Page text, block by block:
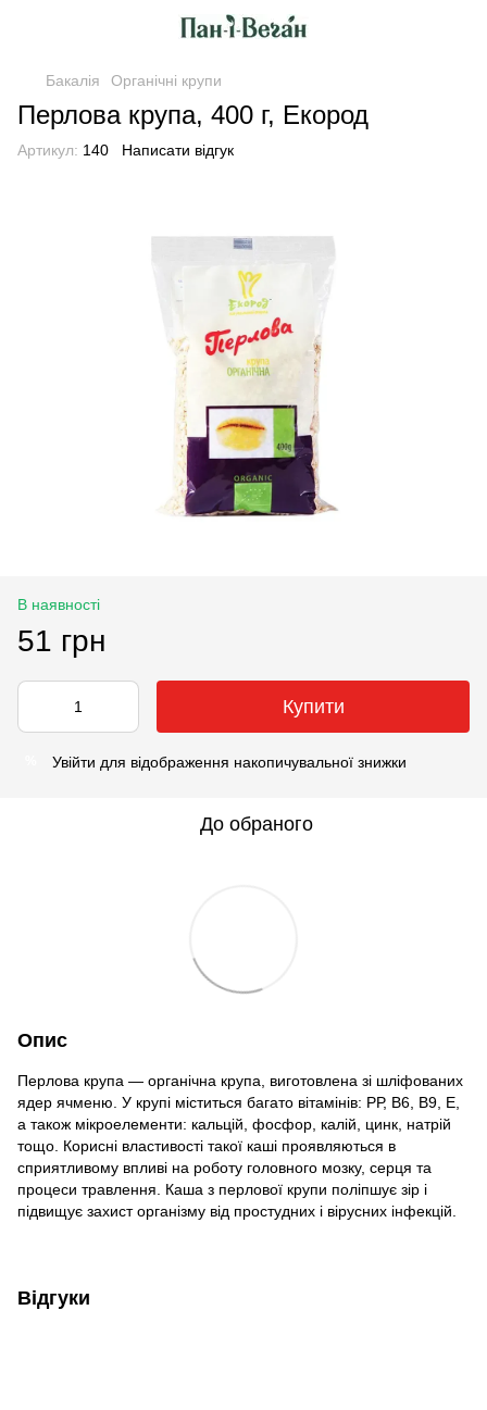
Бакалія Органічні крупи
Перлова крупа, 400 г, Екород
Артикул: 140 Написати відгук
В наявності
51 грн
Купити
Увійти для відображення накопичувальної знижки
До обраного
Опис
Перлова крупа — органічна крупа, виготовлена зі шліфованих
ядер ячменю. У крупі міститься багато вітамінів: РР, B6, B9, Е,
а також мікроелементи: кальцій, фосфор, калій, цинк, натрій
тощо. Корисні властивості такої каші проявляються в
сприятливому впливі на роботу головного мозку, серця та
процеси травлення. Каша з перлової крупи поліпшує зір і
підвищує захист організму від простудних і вірусних інфекцій.
Відгуки